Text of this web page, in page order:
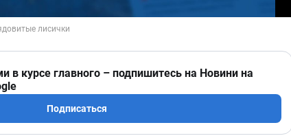
в курсе главного – подпишитесь на Новини на
Подписаться